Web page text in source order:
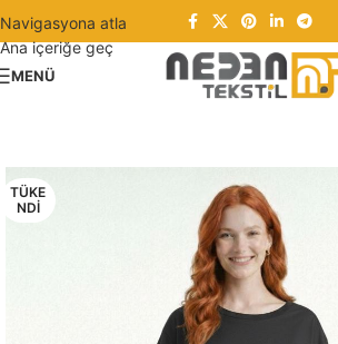
Navigasyona atla
Ana içeriğe geç
MENÜ
TÜKE
NDI